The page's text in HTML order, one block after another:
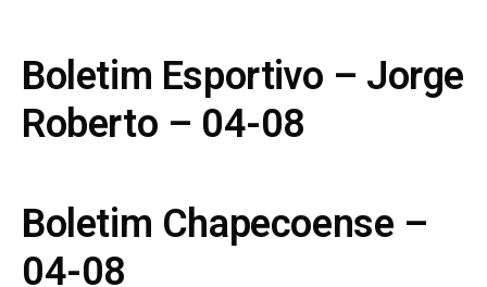
Boletim Esportivo – Jorge
Roberto – 04-08
Boletim Chapecoense –
04-08